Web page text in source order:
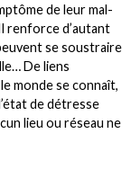
de leur mal-
renforce d’autant
se soustraire
De liens
monde se connaît,
de détresse
lieu ou réseau ne